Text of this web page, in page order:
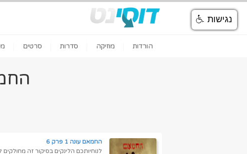
הורדות מוזיקה סדרות סרטים
החמאם עונה 1 פרק 6
נגישות